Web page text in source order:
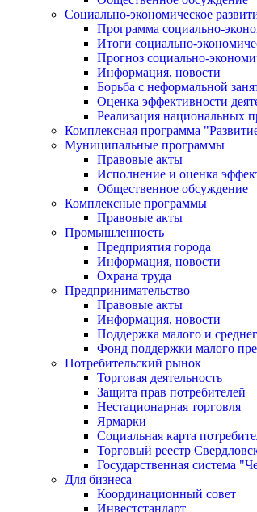
Социально-экономическое
Программа социально-
Итоги социально-
Прогноз социально-
Информация, новости
Борьба с неформальной
Оценка эффективности
Реализация национальных
Комплексная программа
Муниципальные программы
Правовые акты
Исполнение и оценка
Общественное обсуждение
Комплексные программы
Правовые акты
Промышленность
Предприятия города
Информация, новости
Охрана труда
Предпринимательство
Правовые акты
Информация, новости
Поддержка малого и
Фонд поддержки малого
Потребительский рынок
Торговая деятельность
Защита прав потребителей
Нестационарная торговля
Ярмарки
Социальная карта
Торговый реестр
Государственная система
Для бизнеса
Координационный совет
Инвестстандарт